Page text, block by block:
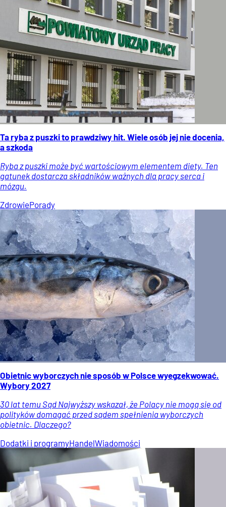
Ta ryba z puszki to prawdziwy hit. Wiele osób jej nie docenia,
a szkoda
Ryba z puszki może być wartościowym elementem diety. Ten
gatunek dostarcza składników ważnych dla pracy serca i
mózgu.
ZdrowiePorady
Obietnic wyborczych nie sposób w Polsce wyegzekwować.
Wybory 2027
30 lat temu Sąd Najwyższy wskazał, że Polacy nie mogą się od
polityków domagać przed sądem spełnienia wyborczych
obietnic. Dlaczego?
Dodatki i programyHandelWiadomości